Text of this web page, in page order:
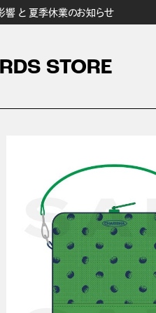
響 と 夏季休業のお知らせ
STORE